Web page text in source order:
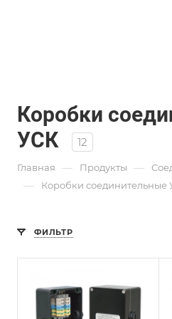
Коробки
УСК
12
Главная — Продукты —
— Коробки соединительные
ФИЛЬТР
температур
окружающей среды